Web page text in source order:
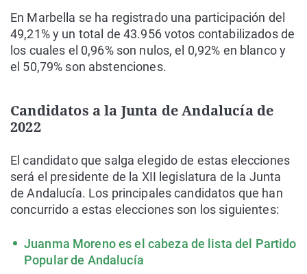
En Marbella se ha registrado una participación del
49,21% y un total de 43.956 votos contabilizados de
los cuales el 0,96% son nulos, el 0,92% en blanco y
el 50,79% son abstenciones.
Candidatos a la Junta de Andalucía de
2022
El candidato que salga elegido de estas elecciones
será el presidente de la XII legislatura de la Junta
de Andalucía. Los principales candidatos que han
concurrido a estas elecciones son los siguientes:
Juanma Moreno es el cabeza de lista del Partido
Popular de Andalucía